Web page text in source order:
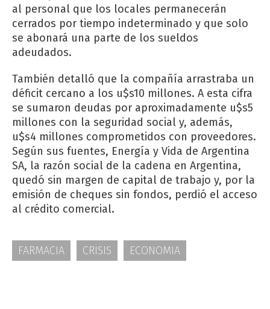
al personal que los locales permanecerán
cerrados por tiempo indeterminado y que solo
se abonará una parte de los sueldos
adeudados.
También detalló que la compañía arrastraba un
déficit cercano a los u$s10 millones. A esta cifra
se sumaron deudas por aproximadamente u$s5
millones con la seguridad social y, además,
u$s4 millones comprometidos con proveedores.
Según sus fuentes, Energía y Vida de Argentina
SA, la razón social de la cadena en Argentina,
quedó sin margen de capital de trabajo y, por la
emisión de cheques sin fondos, perdió el acceso
al crédito comercial.
FARMACIA CRISIS ECONOMIA